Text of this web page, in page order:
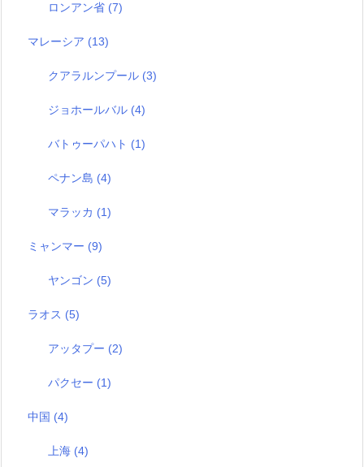
ロンアン省 (7)
マレーシア (13)
クアラルンプール (3)
ジョホールバル (4)
バトゥーパハト (1)
ペナン島 (4)
マラッカ (1)
ミャンマー (9)
ヤンゴン (5)
ラオス (5)
アッタプー (2)
パクセー (1)
中国 (4)
上海 (4)